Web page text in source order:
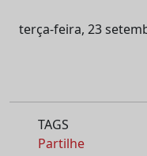
terça-feira, 23
TAGS
Partilhe